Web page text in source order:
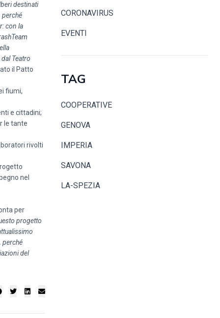
destinati
perché
con la
Teatro
il Patto
fiumi,
e cittadini;
le tante
rivolti
nel
per
progetto
perché
del
CORONAVIRUS
EVENTI
TAG
COOPERATIVE
GENOVA
IMPERIA
SAVONA
LA-SPEZIA